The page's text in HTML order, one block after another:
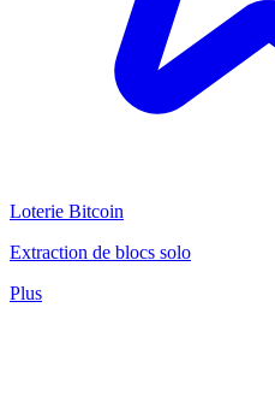
Loterie Bitcoin
Extraction de blocs solo
Plus